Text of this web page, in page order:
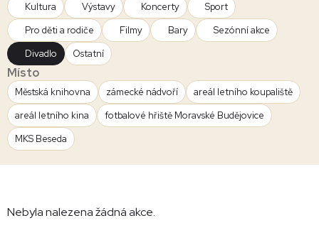
Kultura Výstavy Koncerty
Sport
Pro děti a rodiče
Filmy Bary
Sezónní akce
Divadlo
Ostatní
Místo
Městská knihovna zámecké nádvoří
areál letního koupaliště
areál letního kina
fotbalové hřiště Moravské Budějovice
MKS Beseda
Nebyla nalezena žádná akce.